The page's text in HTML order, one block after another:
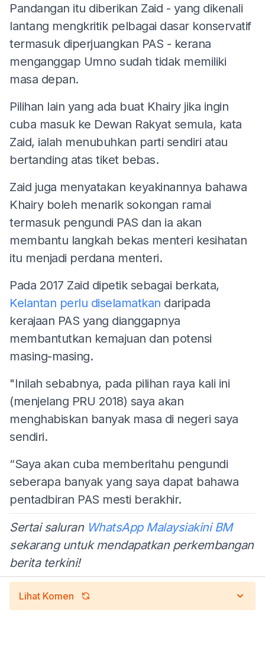
Pandangan itu diberikan Zaid - yang dikenali
lantang mengkritik pelbagai dasar konservatif
termasuk diperjuangkan PAS - kerana
menganggap Umno sudah tidak memiliki
masa depan.
Pilihan lain yang ada buat Khairy jika ingin
cuba masuk ke Dewan Rakyat semula, kata
Zaid, ialah menubuhkan parti sendiri atau
bertanding atas tiket bebas.
Zaid juga menyatakan keyakinannya bahawa
Khairy boleh menarik sokongan ramai
termasuk pengundi PAS dan ia akan
membantu langkah bekas menteri kesihatan
itu menjadi perdana menteri.
Pada 2017 Zaid dipetik sebagai berkata,
Kelantan perlu diselamatkan daripada
kerajaan PAS yang dianggapnya
membantutkan kemajuan dan potensi
masing-masing.
"Inilah sebabnya, pada pilihan raya kali ini
(menjelang PRU 2018) saya akan
menghabiskan banyak masa di negeri saya
sendiri.
“Saya akan cuba memberitahu pengundi
seberapa banyak yang saya dapat bahawa
pentadbiran PAS mesti berakhir.
Sertai saluran WhatsApp Malaysiakini BM
sekarang untuk mendapatkan perkembangan
berita terkini!
Lihat Komen